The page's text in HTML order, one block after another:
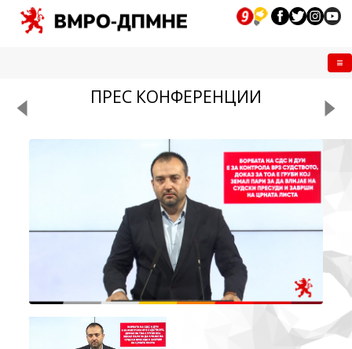
ПРЕС КОНФЕРЕНЦИИ